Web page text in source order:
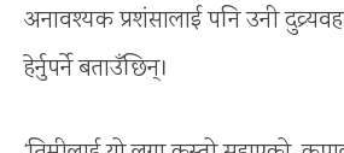
अनावश्यक प्रशंसालाई पनि उनी
हेर्नुपर्ने बताउँछिन्।